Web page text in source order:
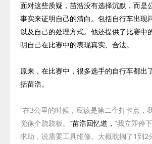
面对这些质疑，苗浩没有选择沉默，而是
事实来证明自己的清白。包括自行车出现
以及自己的处理方式。他还提供了比赛中
明自己在比赛中的表现真实、合法。
原来，在比赛中，很多选手的自行车都出
括苗浩。
“在3公里的时候，应该是第二个打卡点，
觉像个跷跷板。”苗浩回忆道， “我立即停
求助，说需要工具维修。大概耽搁了1到2